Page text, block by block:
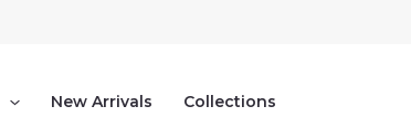
New Arrivals Collections